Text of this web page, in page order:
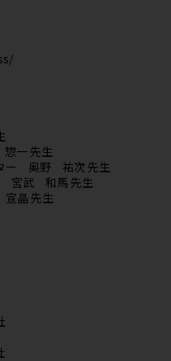
一 先生
ー 奥野 祐次 先生
宮武 和馬 先生
晶 先生